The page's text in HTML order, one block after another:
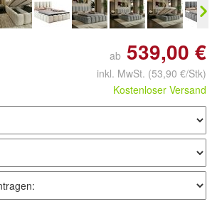
ab 539,00 €
inkl. MwSt. (53,90 €/Stk)
Kostenloser Versand